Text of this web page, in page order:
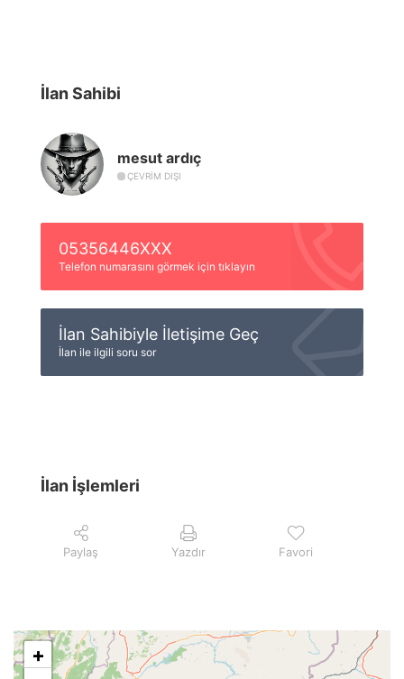
İlan Sahibi
mesut ardıç
ÇEVRIM DIŞI
05356446XXX
Telefon numarasını görmek için tıklayın
İlan Sahibiyle İletişime Geç
İlan ile ilgili soru sor
İlan İşlemleri
Paylaş Yazdır Favori
+